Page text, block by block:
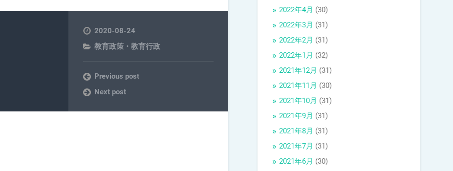
2020-08-24
教育政策・教育行政
Previous post
Next post
2022年4月 (30)
2022年3月 (31)
2022年2月 (31)
2022年1月 (32)
2021年12月 (31)
2021年11月 (30)
2021年10月 (31)
2021年9月 (31)
2021年8月 (31)
2021年7月 (31)
2021年6月 (30)